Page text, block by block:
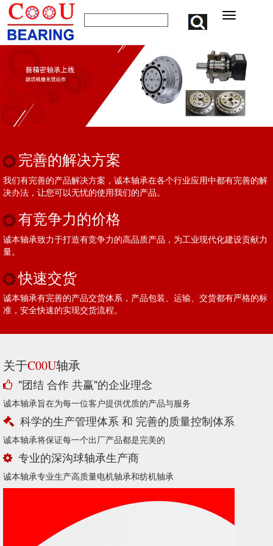
完善的解决方案
我们有完善的产品解决方案，诚本轴承在各个行业应用中都有完善的解
决办法，让您可以无忧的使用我们的产品。
有竞争力的价格
诚本轴承致力于打造有竞争力的高品质产品，为工业现代化建设贡献力
量。
快速交货
诚本轴承有完善的产品交货体系，产品包装、运输、交货都有严格的标
准，安全快速的实现交货流程。
关于C00U轴承
"团结 合作 共赢"的企业理念
诚本轴承旨在为每一位客户提供优质的产品与服务
科学的生产管理体系 和 完善的质量控制体系
诚本轴承将保证每一个出厂产品都是完美的
专业的深沟球轴承生产商
诚本轴承专业生产高质量电机轴承和纺机轴承